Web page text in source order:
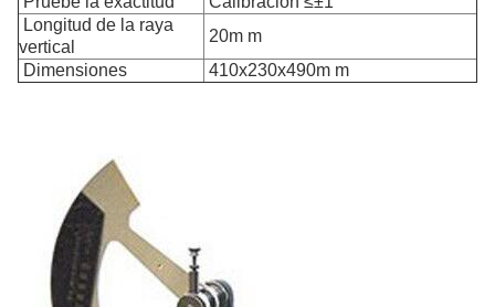
Longitud de la raya
vertical
20m m
Dimensiones
410x230x490m m